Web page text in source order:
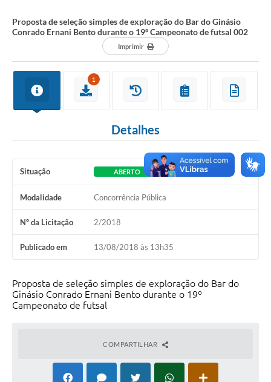
Proposta de seleção simples de exploração do Bar do Ginásio
Conrado Ernani Bento durante o 19º Campeonato de futsal 002
Imprimir
1
Detalhes
Situação ABERTO
Modalidade Concorrência Pública
Nº da Licitação 2/2018
Publicado em 13/08/2018 às 13h35
Proposta de seleção simples de exploração do Bar do
Ginásio Conrado Ernani Bento durante o 19º
Campeonato de futsal
COMPARTILHAR